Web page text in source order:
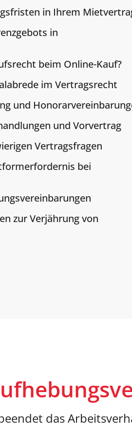
in Ihrem
in
beim Online-Kauf?
im Vertragsrecht
und
und Vorvertrag
Vertragsfragen
bei
zur Verjährung von
das